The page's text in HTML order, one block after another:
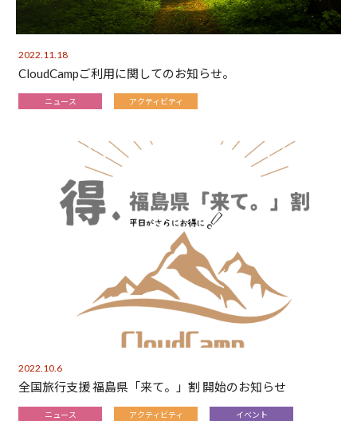
2022.11.18
CloudCampご利用に関してのお知らせ。
ニュース アクティビティ
2022.10.6
全国旅行支援 福島県「来て。」割 開始のお知らせ
ニュース アクティビティ イベント